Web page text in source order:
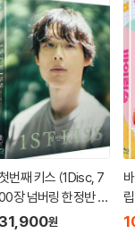
경우, 카톤박스 손상
품 신청시 불량 확
상이 없는 경우 교
서는 반품/교환이 불
기기에서 재생하실
첫번째 키스 (1Disc, 7
장 넘버링 한정반 풀
슬립) : 블루레이
원